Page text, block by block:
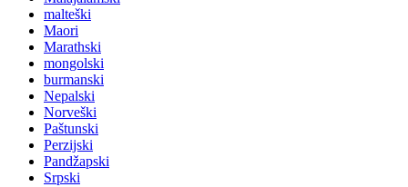
malteški
Maori
Marathski
mongolski
burmanski
Nepalski
Norveški
Paštunski
Perzijski
Pandžapski
Srpski